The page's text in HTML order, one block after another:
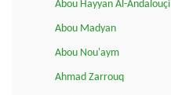
Abou Hayyan Al-Andalouçi
Abou Madyan
Abou Nou'aym
Ahmad Zarrouq